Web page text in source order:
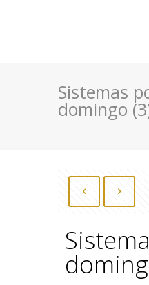
Sistemas
domingo